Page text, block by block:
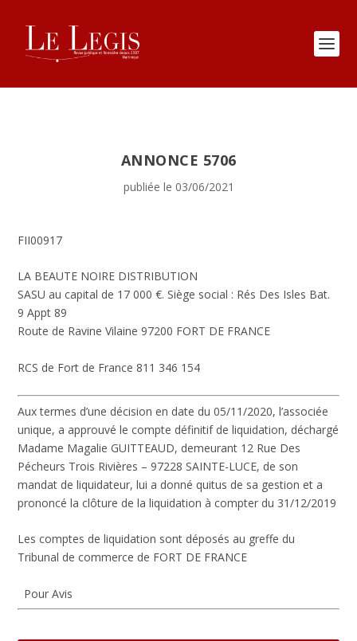
ANNONCE 5706
publiée le 03/06/2021
FII00917
LA BEAUTE NOIRE DISTRIBUTION
SASU au capital de 17 000 €. Siège social : Rés Des Isles Bat.
9 Appt 89
Route de Ravine Vilaine 97200 FORT DE FRANCE
RCS de Fort de France 811 346 154
Aux termes d’une décision en date du 05/11/2020, l’associée
unique, a approuvé le compte définitif de liquidation, déchargé
Madame Magalie GUITTEAUD, demeurant 12 Rue Des
Pécheurs Trois Rivières – 97228 SAINTE-LUCE, de son
mandat de liquidateur, lui a donné quitus de sa gestion et a
prononcé la clôture de la liquidation à compter du 31/12/2019
Les comptes de liquidation sont déposés au greffe du
Tribunal de commerce de FORT DE FRANCE
Pour Avis